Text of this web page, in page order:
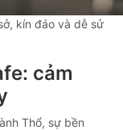
kín đáo và dễ sử
cảm
Thổ, sự bền